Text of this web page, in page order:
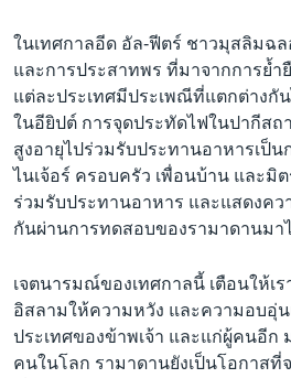
ในเทศกาลอีด อัล-ฟีตร์ ชาวมุสลิมฉ
และการประสาทพร ที่มาจากการย้ำ
แต่ละประเทศมีประเพณีที่แตกต่างกัน
ในอียิปต์ การจุดประทัดไฟในปากีสถ
สูงอายุไปร่วมรับประทานอาหารเป็น
ไนเจ้อร์ ครอบครัว เพื่อนบ้าน และมิ
ร่วมรับประทานอาหาร และแสดงค
กันผ่านการทดสอบของรามาดานมา
เจตนารมณ์ของเทศกาลนี้ เตือนให้เ
อิสลามให้ความหวัง และความอบอุ่
ประเทศของข้าพเจ้า และแก่ผู้คนอีก
คนในโลก รามาดานยังเป็นโอกาสที่